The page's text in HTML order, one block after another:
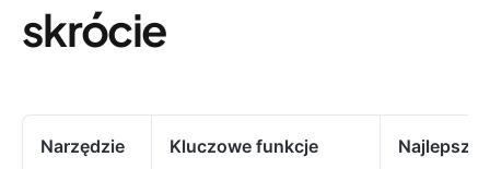
skrócie
Narzędzie Kluczowe funkcje Najlepsze